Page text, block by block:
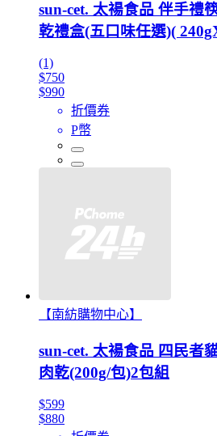
sun-cet. 太禓食品 伴手禮
乾禮盒(五口味任選)(
(1)
$750
$990
折價券
P幣
【南紡購物中心】
sun-cet. 太禓食品 四民者
肉乾(200g/包)2包組
$599
$880